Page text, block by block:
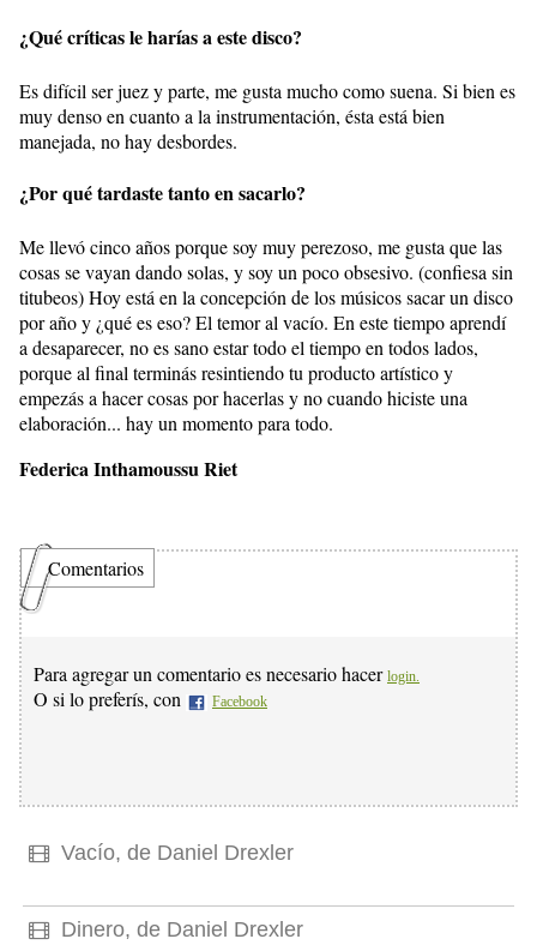
¿Qué críticas le harías a este disco?
Es difícil ser juez y parte, me gusta mucho como suena. Si bien es
muy denso en cuanto a la instrumentación, ésta está bien
manejada, no hay desbordes.
¿Por qué tardaste tanto en sacarlo?
Me llevó cinco años porque soy muy perezoso, me gusta que las
cosas se vayan dando solas, y soy un poco obsesivo. (confiesa sin
titubeos) Hoy está en la concepción de los músicos sacar un disco
por año y ¿qué es eso? El temor al vacío. En este tiempo aprendí
a desaparecer, no es sano estar todo el tiempo en todos lados,
porque al final terminás resintiendo tu producto artístico y
empezás a hacer cosas por hacerlas y no cuando hiciste una
elaboración... hay un momento para todo.
Federica Inthamoussu Riet
Comentarios
Para agregar un comentario es necesario hacer login.
O si lo preferís, con Facebook
Vacío, de Daniel Drexler
Dinero, de Daniel Drexler